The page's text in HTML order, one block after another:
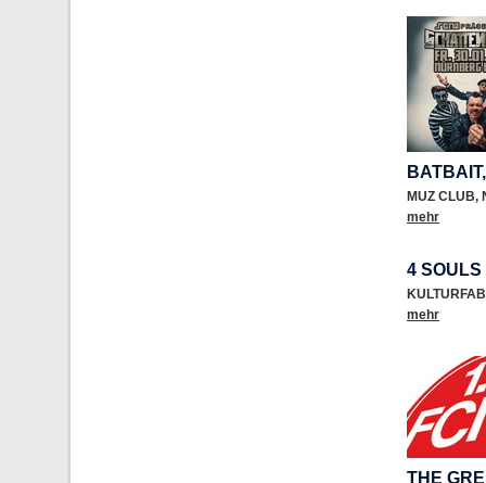
MUZ CLUB,
mehr
4 SOULS
mehr
THE